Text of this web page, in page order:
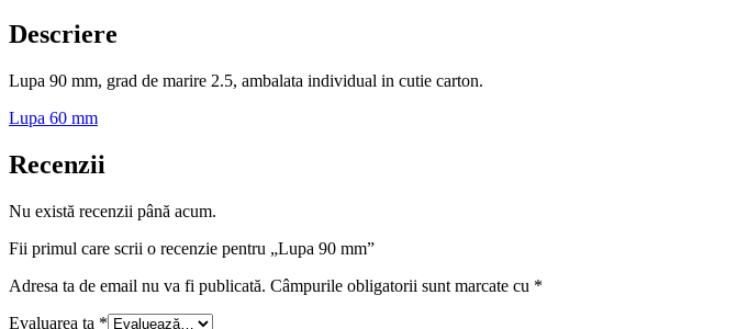
Descriere
Lupa 90 mm, grad de marire 2.5, ambalata individual in cutie carton.
Lupa 60 mm
Recenzii
Nu există recenzii până acum.
Fii primul care scrii o recenzie pentru „Lupa 90 mm”
Adresa ta de email nu va fi publicată. Câmpurile obligatorii sunt marcate cu *
Evaluarea ta *